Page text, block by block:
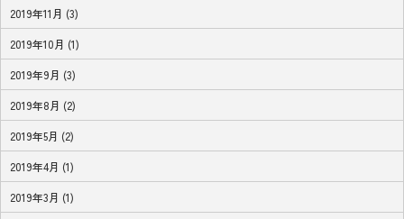
2019年11月 (3)
2019年10月 (1)
2019年9月 (3)
2019年8月 (2)
2019年5月 (2)
2019年4月 (1)
2019年3月 (1)